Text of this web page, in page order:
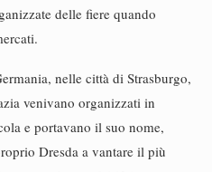
delle fiere quando
nelle città di Strasburgo,
venivano organizzati in
e portavano il suo nome,
Dresda a vantare il più